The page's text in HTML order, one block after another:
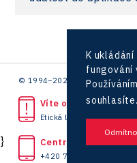
Data services
Infrastructure
Zaměstnanost
© 1994–2026 CzechInvest | .
Víte o protiprávním
Etická linka
Centrála
+420 727 850 330
K
fungování
souhlasíte.
}